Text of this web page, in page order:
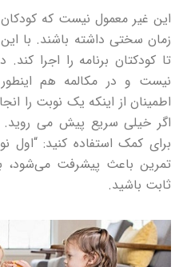
این غیر معمول نیست که
زمان سختی داشته باشند. با
تا کودکتان برنامه را اجرا
نیست و در مکالمه هم
اطمینان از اینکه یک نوبت را
اگر خیلی سریع پیش می
برای کمک استفاده کنید:
تمرین باعث پیشرفت می‌شود،
ثابت باشید.